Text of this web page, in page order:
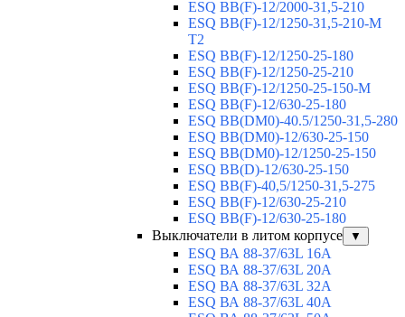
ESQ BB(F)-12/2000-31,5-210
ESQ BB(F)-12/1250-31,5-210-М
T2
ESQ BB(F)-12/1250-25-180
ESQ ВВ(F)-12/1250-25-210
ESQ ВВ(F)-12/1250-25-150-М
ESQ BB(F)-12/630-25-180
ESQ ВВ(DM0)-40.5/1250-31,5-280
ESQ ВВ(DM0)-12/630-25-150
ESQ ВВ(DM0)-12/1250-25-150
ESQ BB(D)-12/630-25-150
ESQ ВВ(F)-40,5/1250-31,5-275
ESQ ВВ(F)-12/630-25-210
ESQ ВВ(F)-12/630-25-180
Выключатели в литом корпусе
▼
ESQ ВА 88-37/63L 16A
ESQ ВА 88-37/63L 20A
ESQ ВА 88-37/63L 32A
ESQ ВА 88-37/63L 40A